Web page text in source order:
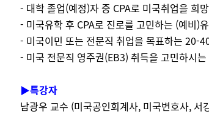
- 대학 졸업(예정)자 중 CPA로 미국취업을 희
- 미국유학 후 CPA로 진로를 고민하는 (예비)
- 미국이민 또는 전문직 취업을 목표하는 20-
- 미국 전문직 영주권(EB3) 취득을 고민하시는
▶특강자
남광우 교수 (미국공인회계사, 미국변호사, 서